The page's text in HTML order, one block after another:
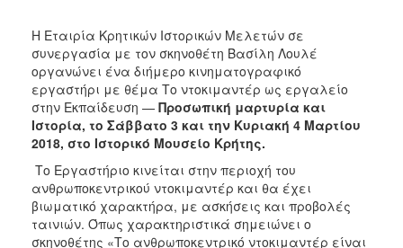
2019
2018
2017
2016
2015
2012
2011
Η Εταιρία Κρητικών Ιστορικών Μελετών σε
συνεργασία με τον σκηνοθέτη Βασίλη Λουλέ
οργανώνει ένα διήμερο κινηματογραφικό
εργαστήρι με θέμα Το ντοκιμαντέρ ως εργαλείο
στην Εκπαίδευση — Προσωπική μαρτυρία και
Ιστορία, το Σάββατο 3 και την Κυριακή 4 Μαρτίου
2018, στο Ιστορικό Μουσείο Κρήτης.
Το Εργαστήριο κινείται στην περιοχή του
ανθρωποκεντρικού ντοκιμαντέρ και θα έχει
βιωματικό χαρακτήρα, με ασκήσεις και προβολές
ταινιών. Όπως χαρακτηριστικά σημειώνει ο
σκηνοθέτης «Το ανθρωποκεντρικό ντοκιμαντέρ είναι